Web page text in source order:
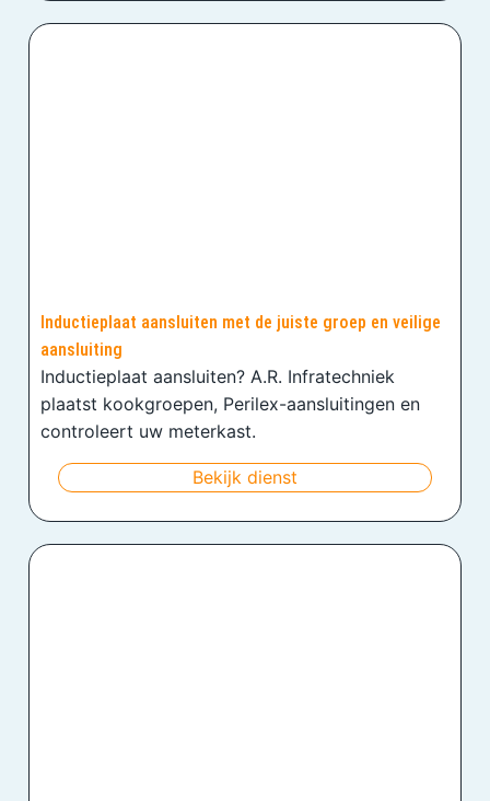
Inductieplaat aansluiten met de juiste groep en veilige
aansluiting
Inductieplaat aansluiten? A.R. Infratechniek
plaatst kookgroepen, Perilex-aansluitingen en
controleert uw meterkast.
Bekijk dienst